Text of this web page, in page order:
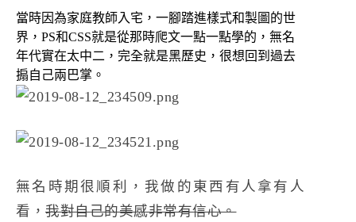
當時因為家庭教師入宅，一腳踏進樣式和製圖的世
界，PS和CSS就是從那時爬文一點一點學的，無名
年代實在太中二，完全就是黑歷史，很想回到過去
搧自己兩巴掌。
無名時期很順利，我做的東西有人拿有人
看， 我對自己的美感非常有信心。